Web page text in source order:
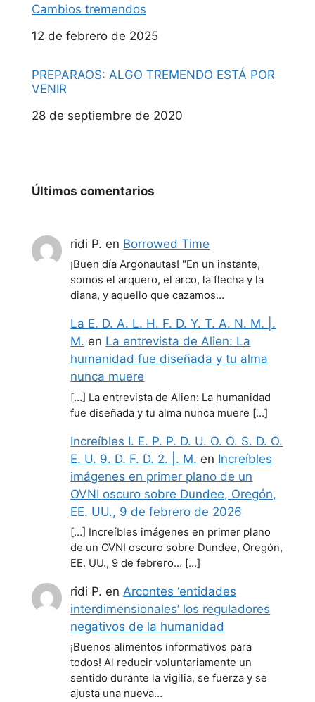
Cambios tremendos
Fecha
12 de febrero de 2025
PREPARAOS: ALGO TREMENDO ESTÁ POR
VENIR
Fecha
28 de septiembre de 2020
Últimos comentarios
ridi P. en Borrowed Time
¡Buen día Argonautas! "En un instante,
somos el arquero, el arco, la flecha y la
diana, y aquello que cazamos…
La E. D. A. L. H. F. D. Y. T. A. N. M. |.
M. en La entrevista de Alien: La
humanidad fue diseñada y tu alma
nunca muere
[…] La entrevista de Alien: La humanidad
fue diseñada y tu alma nunca muere […]
Increíbles I. E. P. P. D. U. O. O. S. D. O.
E. U. 9. D. F. D. 2. |. M. en Increíbles
imágenes en primer plano de un
OVNI oscuro sobre Dundee, Oregón,
EE. UU., 9 de febrero de 2026
[…] Increíbles imágenes en primer plano
de un OVNI oscuro sobre Dundee, Oregón,
EE. UU., 9 de febrero… […]
ridi P. enArcontes ‘entidades
interdimensionales’ los reguladores
negativos de la humanidad
¡Buenos alimentos informativos para
todos! Al reducir voluntariamente un
sentido durante la vigilia, se fuerza y se
ajusta una nueva…